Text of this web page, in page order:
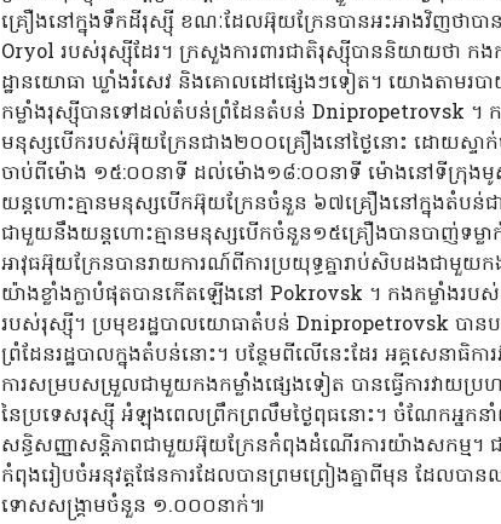
គ្រឿងនៅក្នុងទឹកដីរុស្ស៊ី ខណៈដែលអ៊ុយក្រែនបានអះអាងវិញថា
Oryol របស់រុស្ស៊ីដែរ។ ក្រសួងការពារជាតិរុស្ស៊ីបាននិយាយថា ក
ដ្ឋានយោធា ឃ្លាំងរំសេវ និងគោលដៅផ្សេងៗទៀត។ យោងតាមរប
កម្លាំងរុស្ស៊ីបានទៅដល់តំបន់ព្រំដែនតំបន់ Dnipropetrovsk ។ ក
មនុស្សបើករបស់អ៊ុយក្រែនជាង២០០គ្រឿងនៅថ្ងៃនោះ ដោយស្ទា
ចាប់ពីម៉ោង ១៥:០០នាទី ដល់ម៉ោង១៨:០០នាទី ម៉ោងនៅទីក្រុងមូស្គូក
យន្តហោះគ្មានមនុស្សបើកអ៊ុយក្រែនចំនួន ៦៧គ្រឿងនៅក្នុងតំបន់
ជាមួយនឹងយន្តហោះគ្មានមនុស្សបើកចំនួន១៥គ្រឿងបានបាញ់ទម្លាក់
អាវុធអ៊ុយក្រែនបានរាយការណ៍ពីការប្រយុទ្ធគ្នារាប់សិបដងជាមួ
យ៉ាងខ្លាំងក្លាបំផុតបានកើតឡើងនៅ Pokrovsk ។ កងកម្លាំងរបស់
របស់រុស្ស៊ី។ ប្រមុខរដ្ឋបាលយោធាតំបន់ Dnipropetrovsk បាន
ព្រំដែនរដ្ឋបាលក្នុងតំបន់នោះ។ បន្ថែមពីលើនេះដែរ អគ្គសេនា
ការសម្របសម្រួលជាមួយកងកម្លាំងផ្សេងទៀត បានធ្វើការវា
នៃប្រទេសរុស្ស៊ី អំឡុងពេលព្រឹកព្រលឹមថ្ងៃពុធនោះ។ ចំណែកអ្នក
សន្ធិសញ្ញាសន្តិភាពជាមួយអ៊ុយក្រែនកំពុងដំណើរការយ៉ាងសកម្ម។
កំពុងរៀបចំអនុវត្តផែនការដែលបានព្រមព្រៀងគ្នាពីមុន ដែលប
ទោសសង្គ្រាមចំនួន ១.០០០នាក់៕